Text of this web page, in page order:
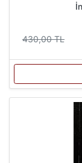
430,00 TL